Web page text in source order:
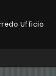
Ufficio